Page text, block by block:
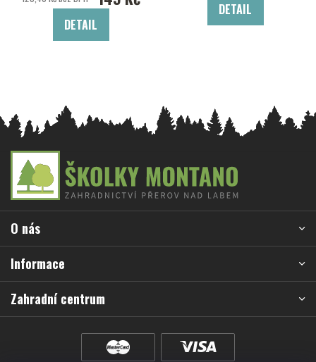
DETAIL
DETAIL
a
í
O nás
Informace
Zahradní centrum